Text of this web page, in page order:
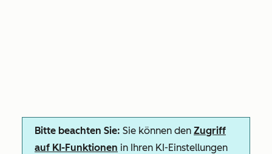
Bitte beachten Sie: Sie können den Zugriff
auf KI-Funktionen in Ihren KI-Einstellungen